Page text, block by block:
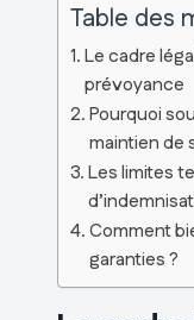
Table des
Le cadre
prévoyance
Pourquoi
maintien de
Les limites
Comment
garanties ?